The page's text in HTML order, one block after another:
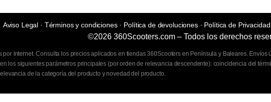
Aviso Legal · Términos y condiciones· Política de devoluciones· Política de Privacidad
©2026 360Scooters.com – Todos los derechos
por Internet. Consulta los precios aplicados en tiendas 360Scooters en Península y Baleares.
los siguientes parámetros principales (por orden de relevancia descendente): coincidencia del
de la categoría del producto y novedad del producto.